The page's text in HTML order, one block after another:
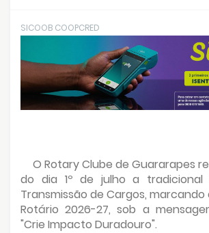
SICOOB COOPCRED
O Rotary Clube de Guararapes
do dia 1º de julho a tradicional
Transmissão de Cargos,
Rotário 2026-27, sob a
"Crie Impacto Duradouro".